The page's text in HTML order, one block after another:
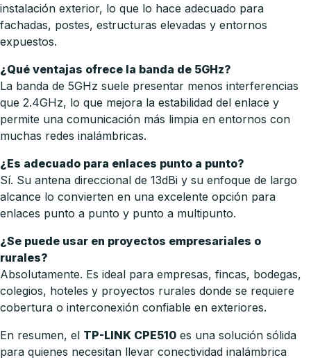
instalación exterior, lo que lo hace adecuado para
fachadas, postes, estructuras elevadas y entornos
expuestos.
¿Qué ventajas ofrece la banda de 5GHz?
La banda de 5GHz suele presentar menos interferencias
que 2.4GHz, lo que mejora la estabilidad del enlace y
permite una comunicación más limpia en entornos con
muchas redes inalámbricas.
¿Es adecuado para enlaces punto a punto?
Sí. Su antena direccional de 13dBi y su enfoque de largo
alcance lo convierten en una excelente opción para
enlaces punto a punto y punto a multipunto.
¿Se puede usar en proyectos empresariales o
rurales?
Absolutamente. Es ideal para empresas, fincas, bodegas,
colegios, hoteles y proyectos rurales donde se requiere
cobertura o interconexión confiable en exteriores.
En resumen, el TP-LINK CPE510 es una solución sólida
para quienes necesitan llevar conectividad inalámbrica